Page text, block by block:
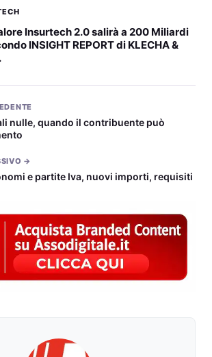
Insurtech 2.0 salirà a 200 Miliardi
INSIGHT REPORT di KLECHA &
nulle, quando il contribuente può
→
e partite Iva, nuovi importi, requisiti